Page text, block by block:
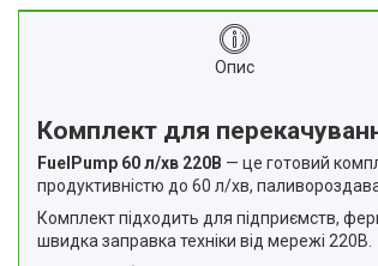
Опис
Комплект для
FuelPump 60 л/хв 220В — це готовий
продуктивністю до 60 л/хв,
Комплект підходить для підприємств,
швидка заправка техніки від мережі 220В.